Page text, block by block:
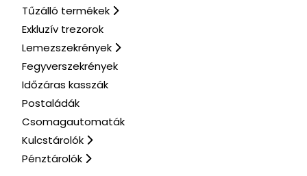
Tűzálló termékek
Exkluzív trezorok
Lemezszekrények
Fegyverszekrények
Időzáras kasszák
Postaládák
Csomagautomaták
Kulcstárolók
Pénztárolók